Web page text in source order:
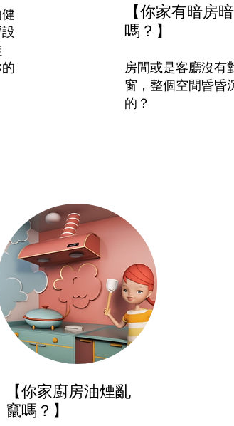
【你家有暗房
嗎？】
房間或是客廳沒有
窗，整個空間昏昏
的？
【你家廚房油煙亂
竄嗎？】